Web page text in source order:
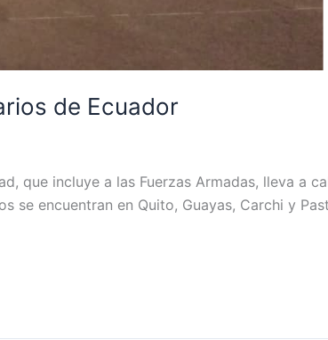
de Ecuador
que incluye a las Fuerzas Armadas, lleva a
se encuentran en Quito, Guayas, Carchi y